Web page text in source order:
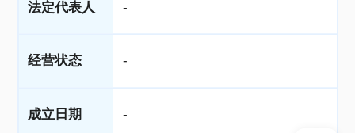
法定代表人 -
经营状态 -
成立日期 -